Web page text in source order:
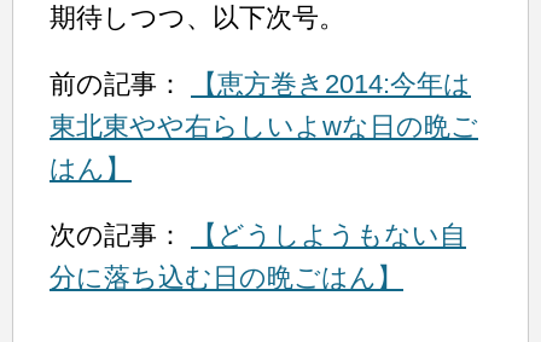
期待しつつ、以下次号。
前の記事：
【恵方巻き2014:今年は
東北東やや右らしいよwな日の晩ご
はん】
次の記事：
【どうしようもない自
分に落ち込む日の晩ごはん】